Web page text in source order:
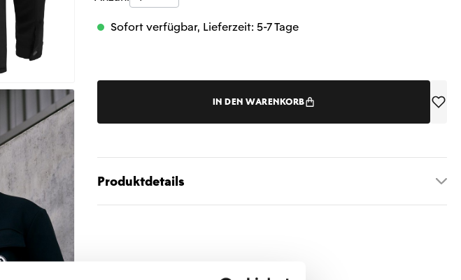
Sofort verfügbar, Lieferzeit: 5-7 Tage
IN DEN WARENKORB
Produktdetails